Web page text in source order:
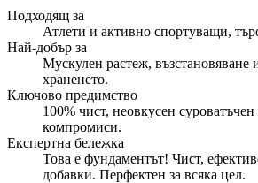
Подходящ за
Атлети и активно спортуващи,
Най-добър за
Мускулен растеж, възстановяване
храненето.
Ключово предимство
100% чист, неовкусен суроватъчен
компромиси.
Експертна бележка
Това е фундаментът! Чист,
добавки. Перфектен за всяка цел.